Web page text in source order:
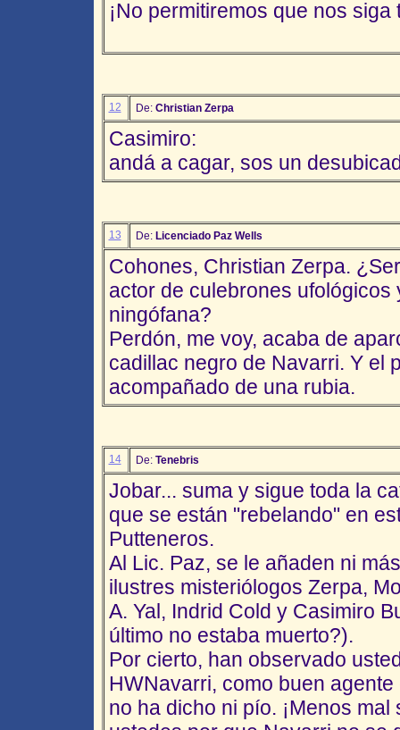
¡No permitiremos que nos siga
12 De: Christian Zerpa
Casimiro:
andá a cagar, sos un
13 De: Licenciado Paz Wells
Cohones, Christian Zerpa.
actor de culebrones ufológicos
ningófana?
Perdón, me voy, acaba de
cadillac negro de Navarri. Y el
acompañado de una rubia.
14 De: Tenebris
Jobar... suma y sigue toda la
que se están "rebelando" en
Putteneros.
Al Lic. Paz, se le añaden ni
ilustres misteriólogos Zerpa,
A. Yal, Indrid Cold y Casimiro
último no estaba muerto?).
Por cierto, han observado
HWNavarri, como buen
no ha dicho ni pío. ¡Menos mal